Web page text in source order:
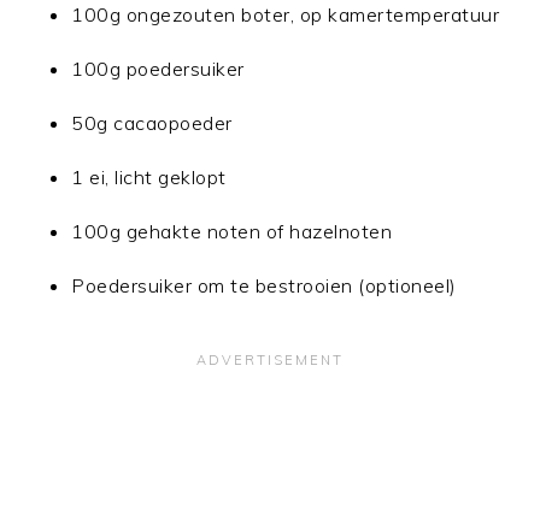
100g ongezouten boter, op kamertemperatuur
100g poedersuiker
50g cacaopoeder
1 ei, licht geklopt
100g gehakte noten of hazelnoten
Poedersuiker om te bestrooien (optioneel)